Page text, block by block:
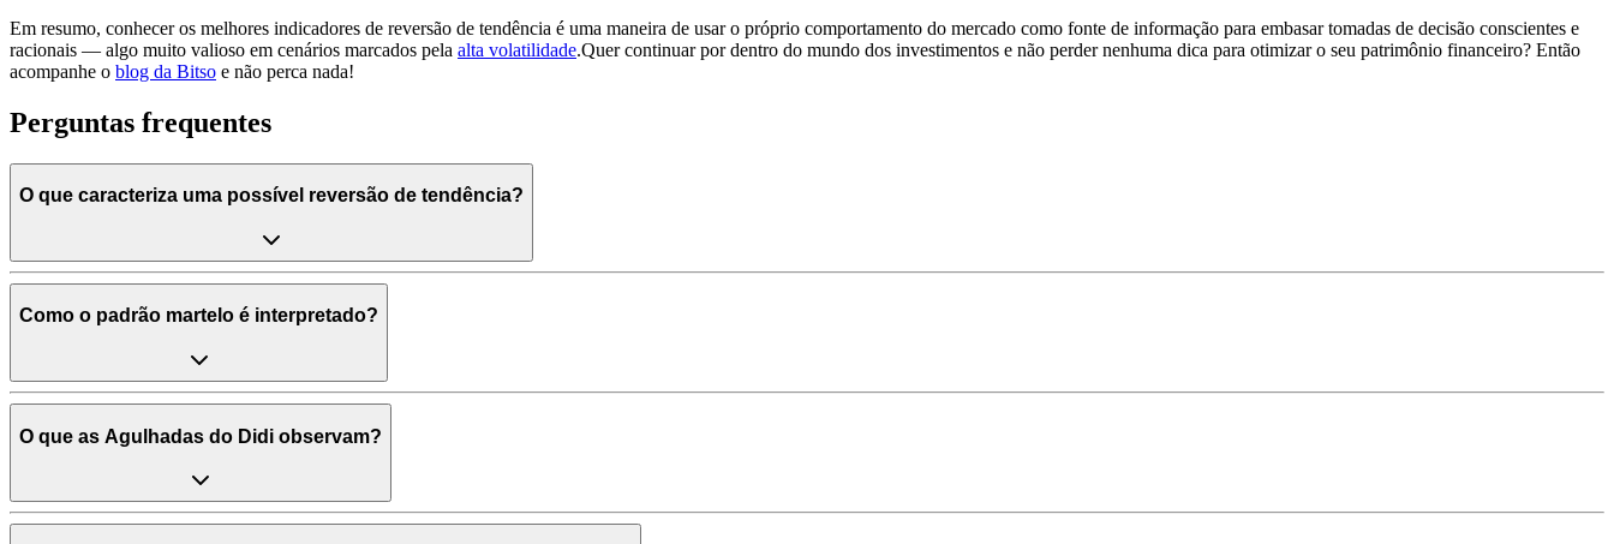
Em resumo, conhecer os melhores indicadores de reversão de tendência é uma maneira de usar o próprio comportamento do mercado como fonte de informação para embasar tomadas de decisão conscientes e
racionais — algo muito valioso em cenários marcados pela alta volatilidade.Quer continuar por dentro do mundo dos investimentos e não perder nenhuma dica para otimizar o seu patrimônio financeiro? Então
acompanhe o blog da Bitso e não perca nada!
Perguntas frequentes
O que caracteriza uma possível reversão de tendência?
Como o padrão martelo é interpretado?
O que as Agulhadas do Didi observam?